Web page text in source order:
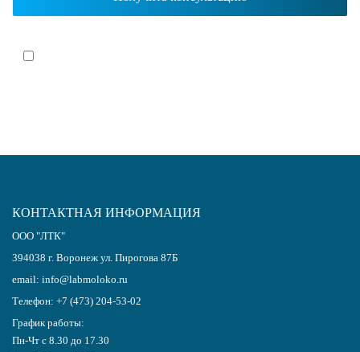
КОНТАКТНАЯ ИНФОРМАЦИЯ
ООО "ЛТК"
394038 г. Воронеж ул. Пирогова 87Б
email: info@labmoloko.ru
Телефон: +7 (473) 204-53-02
График работы:
Пн-Чт с 8.30 до 17.30